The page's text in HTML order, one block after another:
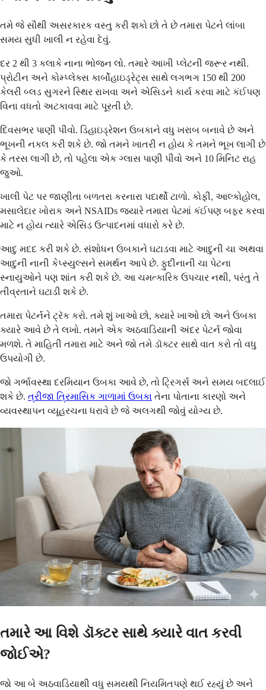
તમે જે સૌથી અસરકારક વસ્તુ કરી શકો છો તે છે તમારા પેટને લાંબા
સમય સુધી ખાલી ન રહેવા દેવું.
દર 2 થી 3 કલાકે નાના ભોજન લો. તમારે આખી પ્લેટની જરૂર નથી.
પ્રોટીન અને કોમ્પ્લેક્સ કાર્બોહાઇડ્રેટ્સ સાથે લગભગ 150 થી 200
કેલરી બ્લડ સુગરને સ્થિર રાખવા અને એસિડને કાર્ય કરવા માટે કંઈપણ
વિના વધતો અટકાવવા માટે પૂરતી છે.
દિવસભર પાણી પીવો. ડિહાઇડ્રેશન ઉબકાને વધુ ખરાબ બનાવે છે અને
ભૂખની નકલ કરી શકે છે. જો તમને ખાતરી ન હોય કે તમને ભૂખ લાગી છે
કે તરસ લાગી છે, તો પહેલા એક ગ્લાસ પાણી પીવો અને 10 મિનિટ રાહ
જુઓ.
ખાલી પેટ પર જાણીતા બળતરા કરનારા પદાર્થો ટાળો. કોફી, આલ્કોહોલ,
મસાલેદાર ખોરાક અને NSAIDs જ્યારે તમારા પેટમાં કંઈપણ બફર કરવા
માટે ન હોય ત્યારે એસિડ ઉત્પાદનમાં વધારો કરે છે.
આદુ મદદ કરી શકે છે. સંશોધન ઉબકાને ઘટાડવા માટે આદુની ચા અથવા
આદુની નાની કેપ્સ્યુલ્સને સમર્થન આપે છે. ફુદીનાની ચા પેટના
સ્નાયુઓને પણ શાંત કરી શકે છે. આ ચમત્કારિક ઉપચાર નથી, પરંતુ તે
તીવ્રતાને ઘટાડી શકે છે.
તમારા પેટર્નને ટ્રૅક કરો. તમે શું ખાઓ છો, ક્યારે ખાઓ છો અને ઉબકા
ક્યારે આવે છે તે લખો. તમને એક અઠવાડિયાની અંદર પેટર્ન જોવા
મળશે. તે માહિતી તમારા માટે અને જો તમે ડૉક્ટર સાથે વાત કરો તો વધુ
ઉપયોગી છે.
જો ગર્ભાવસ્થા દરમિયાન ઉબકા આવે છે, તો ટ્રિગર્સ અને સમય બદલાઈ
શકે છે. ત્રીજા ત્રિમાસિક ગાળામાં ઉબકા તેના પોતાના કારણો અને
વ્યવસ્થાપન વ્યૂહરચના ધરાવે છે જે અલગથી જોવું યોગ્ય છે.
તમારે આ વિશે ડૉક્ટર સાથે ક્યારે વાત કરવી
જોઈએ?
જો આ બે અઠવાડિયાથી વધુ સમયથી નિયમિતપણે થઈ રહ્યું છે અને